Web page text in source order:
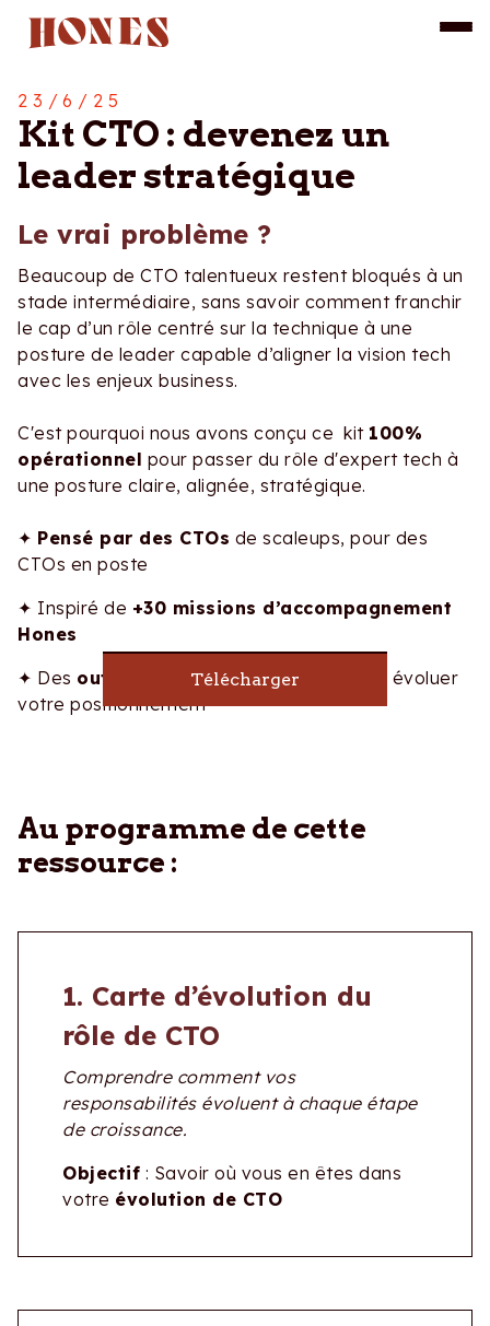
23/6/25
Kit CTO : devenez un
leader stratégique
Le vrai problème ?
Beaucoup de CTO talentueux restent bloqués à un
stade intermédiaire, sans savoir comment franchir
le cap d’un rôle centré sur la technique à une
posture de leader capable d’aligner la vision tech
avec les enjeux business.
C'est pourquoi nous avons conçu ce kit 100%
opérationnel pour passer du rôle d'expert tech à
une posture claire, alignée, stratégique.
✦ Pensé par des CTOs de scaleups, pour des
CTOs en poste
✦ Inspiré de +30 missions d’accompagnement
Hones
✦ Des outils concretset utiles pour faire évoluer
votre positionnement
Télécharger
Au programme de cette
ressource :
1. Carte d’évolution du
rôle de CTO
Comprendre comment vos
responsabilités évoluent à chaque étape
de croissance.
Objectif : Savoir où vous en êtes dans
votre évolution de CTO